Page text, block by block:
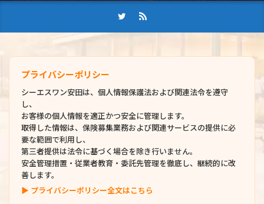
プライバシーポリシー
シーエスワン安田は、個人情報保護法および関連法令を遵守
し、
お客様の個人情報を適正かつ安全に管理します。
取得した情報は、保険募集業務および関連サービスの提供に必
要な範囲で利用し、
第三者提供は法令に基づく場合を除き行いません。
安全管理措置・従業者教育・委託先管理を徹底し、継続的に改
善します。
▶ プライバシーポリシー全文はこちら